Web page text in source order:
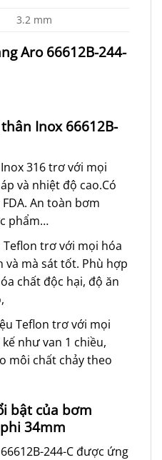
3.2 mm
Aro 66612B-244-
Inox66612B-
316 trơ với mọi
và nhiệt độ cao.Có
An toàn bơm
phẩm…
trơ với mọi hóa
và mà sát tốt. Phù hợp
chất độc hại, độ ăn
Teflon trơ với mọi
như van 1 chiều,
môi chất chảy theo
bật của bơm
34mm
244-C được ứng